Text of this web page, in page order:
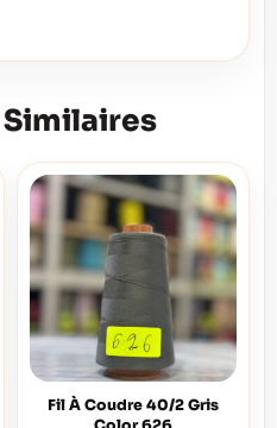
Fil À Coudre 40/2 Gris